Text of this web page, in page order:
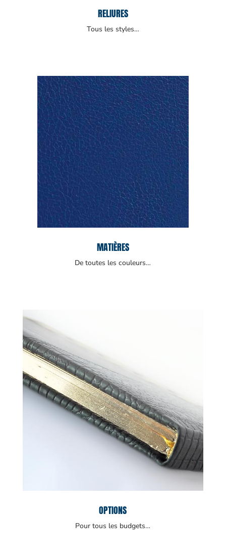
RELIURES
Tous les styles…
MATIÈRES
De toutes les couleurs…
OPTIONS
Pour tous les budgets…